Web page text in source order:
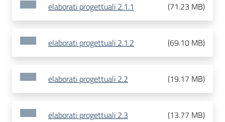
elaborati progettuali 2.1.1 (71.23 MB)
elaborati progettuali 2.1.2 (69.10 MB)
elaborati progettuali 2.2 (19.17 MB)
elaborati progettuali 2.3 (13.77 MB)